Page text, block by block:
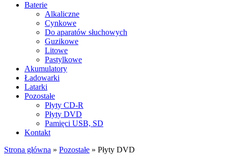
Baterie
Alkaliczne
Cynkowe
Do aparatów słuchowych
Guzikowe
Litowe
Pastylkowe
Akumulatory
Ładowarki
Latarki
Pozostałe
Płyty CD-R
Płyty DVD
Pamięci USB, SD
Kontakt
Strona główna » Pozostałe » Płyty DVD